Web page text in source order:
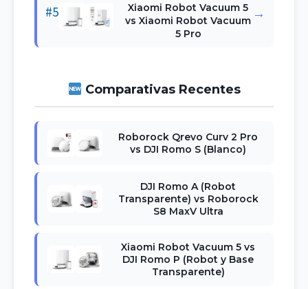
#5
Xiaomi Robot Vacuum 5
vs Xiaomi Robot Vacuum
5 Pro
→
Comparativas Recentes
Roborock Qrevo Curv 2 Pro
vs DJI Romo S (Blanco)
DJI Romo A (Robot
Transparente) vs Roborock
S8 MaxV Ultra
Xiaomi Robot Vacuum 5 vs
DJI Romo P (Robot y Base
Transparente)